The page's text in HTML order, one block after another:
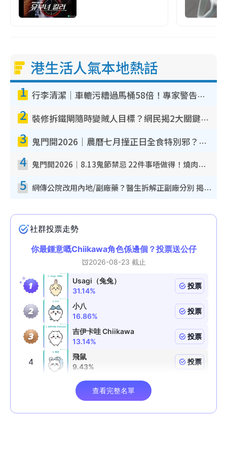
港生活人氣本地熱話
1 行李清潔｜車轆污糟過馬桶58倍！專家警告忌用酒精抹 教1招免污手除菌
2 裝修拆鐵閘隨時變賊人目標？網民揭2大關鍵用途：裝新式等於白裝？附新舊鐵閘分別
3 鬼門開2026｜農曆七月撞正日全食特別邪？專家警告切忌做一事！揭4大禁忌+2招保平安
4 鬼門開2026｜8.13鬼節禁忌 22件事唔做得！燒肉、刺身要少食？半夜勿吹口哨/打呢個電話
5 網傳公院改用內地/副廠藥？醫生拆解正副廠分別 揭4類人換藥隨時出事